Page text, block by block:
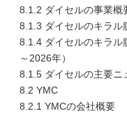
8.1.2 ダイセルの事業概
8.1.3 ダイセルのキラル
8.1.4 ダイセルのキラル
～2026年）
8.1.5 ダイセルの主要ニ
8.2 YMC
8.2.1 YMCの会社概要